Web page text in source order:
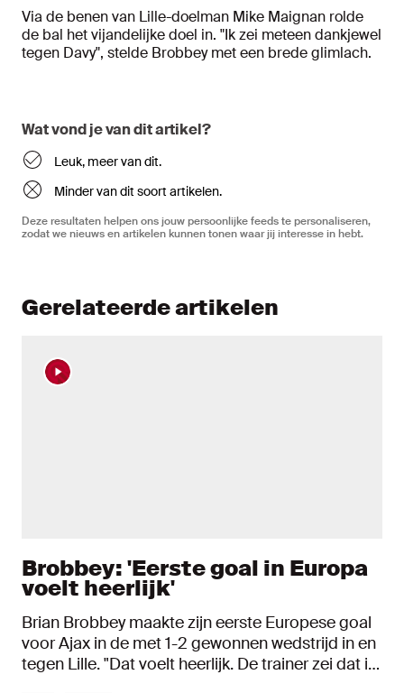
Via de benen van Lille-doelman Mike Maignan rolde
de bal het vijandelijke doel in. "Ik zei meteen dankjewel
tegen Davy", stelde Brobbey met een brede glimlach.
Wat vond je van dit artikel?
Leuk, meer van dit.
Minder van dit soort artikelen.
Deze resultaten helpen ons jouw persoonlijke feeds te personaliseren,
zodat we nieuws en artikelen kunnen tonen waar jij interesse in hebt.
Gerelateerde artikelen
Brobbey: 'Eerste goal in Europa
voelt heerlijk'
Brian Brobbey maakte zijn eerste Europese goal
voor Ajax in de met 1-2 gewonnen wedstrijd in en
tegen Lille. "Dat voelt heerlijk. De trainer zei dat ik